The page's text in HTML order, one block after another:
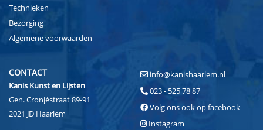
Technieken
Bezorging
Algemene voorwaarden
CONTACT
Kanis Kunst en Lijsten
Gen. Cronjéstraat 89-91
2021 JD Haarlem
info@kanishaarlem.nl
023 - 525 78 87
Volg ons ook op facebook
Instagram